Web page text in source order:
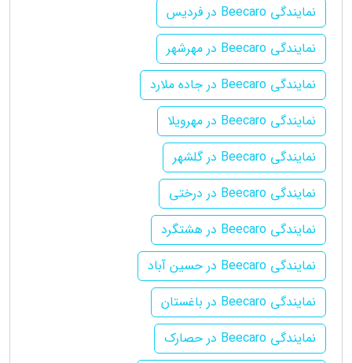
نمایندگی Beecaro در فردیس
نمایندگی Beecaro در مهرشهر
نمایندگی Beecaro در جاده ملارد
نمایندگی Beecaro در مهرویلا
نمایندگی Beecaro در گلشهر
نمایندگی Beecaro در درختی
نمایندگی Beecaro در هشتگرد
نمایندگی Beecaro در حسین آباد
نمایندگی Beecaro در باغستان
نمایندگی Beecaro در حصارک